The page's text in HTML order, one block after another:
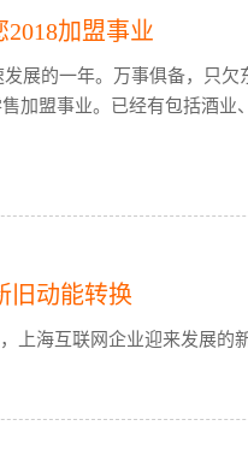
加盟事业
展的一年。万事俱备，只
加盟事业。已经有包括酒业
旧动能转换
上海互联网企业迎来发展的